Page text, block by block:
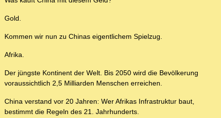
Gold.
Kommen wir nun zu Chinas eigentlichem Spielzug.
Afrika.
Der jüngste Kontinent der Welt. Bis 2050 wird die Bevölkerung
voraussichtlich 2,5 Milliarden Menschen erreichen.
China verstand vor 20 Jahren: Wer Afrikas Infrastruktur baut,
bestimmt die Regeln des 21. Jahrhunderts.